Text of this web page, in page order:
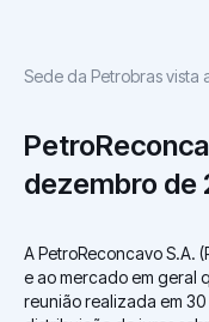
Sede da Petrobras vista
dezembro de
A PetroReconcavo S.A.
e ao mercado em geral
reunião realizada em